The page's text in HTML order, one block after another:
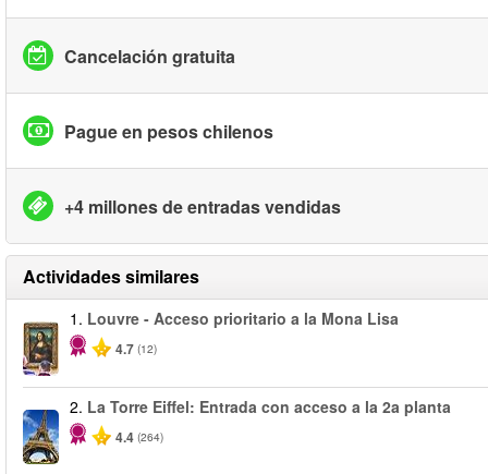
Cancelación gratuita
Pague en pesos chilenos
+4 millones de entradas vendidas
Actividades similares
1. Louvre - Acceso prioritario a la Mona Lisa
4.7 (12)
2. La Torre Eiffel: Entrada con acceso a la 2a planta
4.4 (264)